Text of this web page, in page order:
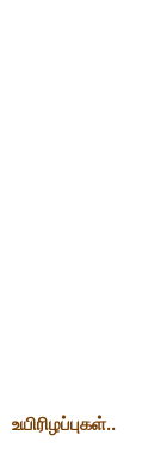
உயிரிழப்புகள்..